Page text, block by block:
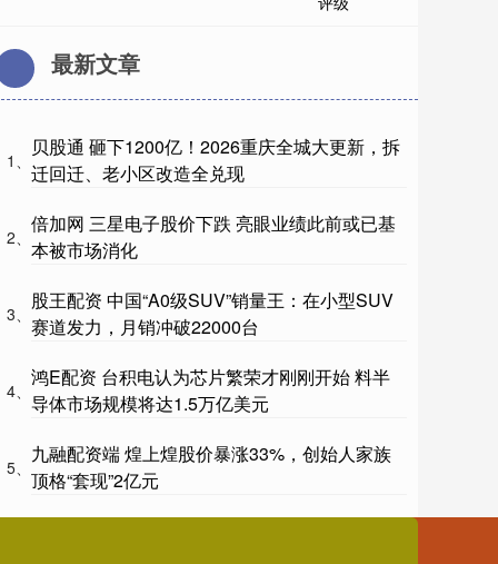
最新文章
1、
贝股通 砸下1200亿！2026重庆全城大更新，拆
迁回迁、老小区改造全兑现
2、
倍加网 三星电子股价下跌 亮眼业绩此前或已基
本被市场消化
3、
股王配资 中国“A0级SUV”销量王：在小型SUV
赛道发力，月销冲破22000台
4、
鸿E配资 台积电认为芯片繁荣才刚刚开始 料半
导体市场规模将达1.5万亿美元
5、
九融配资端 煌上煌股价暴涨33%，创始人家族
顶格“套现”2亿元